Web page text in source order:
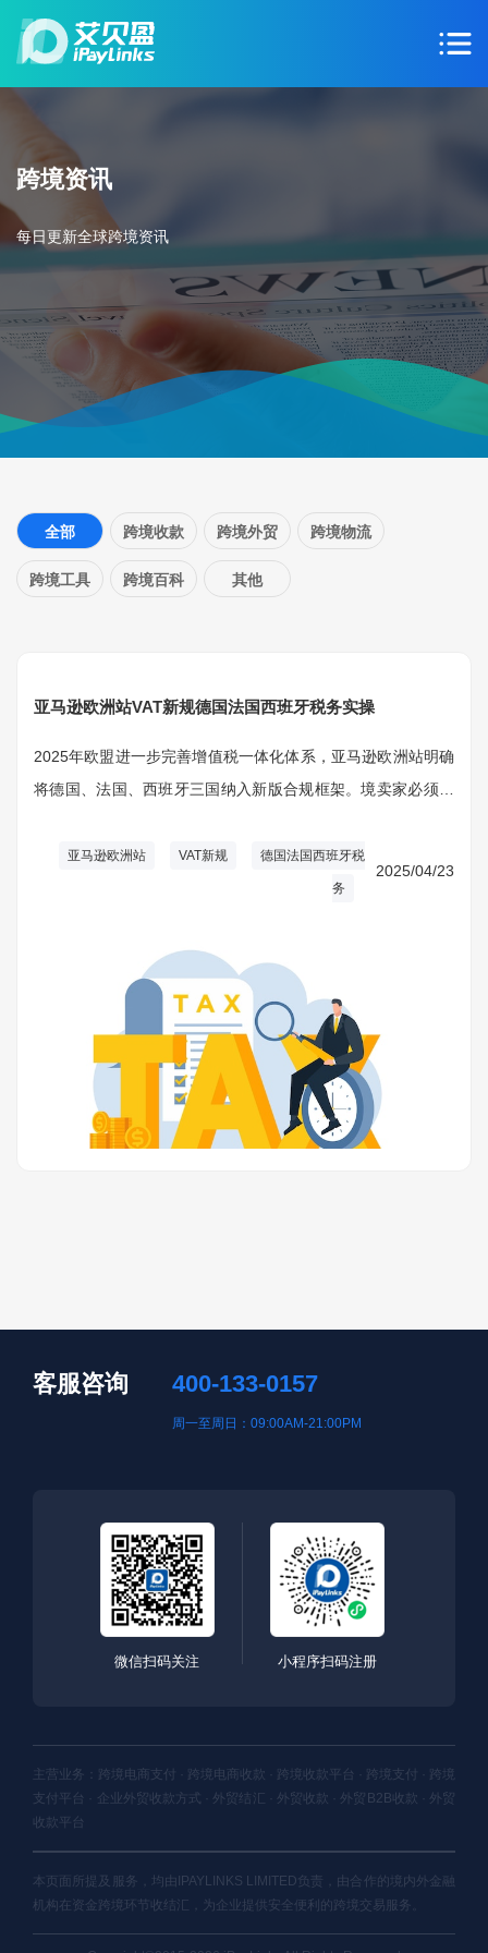
跨境资讯
每日更新全球跨境资讯
全部 跨境收款 跨境外贸 跨境物流
跨境工具 跨境百科 其他
亚马逊欧洲站VAT新规德国法国西班牙税务实操
2025年欧盟进一步完善增值税一体化体系，亚马逊欧洲站明确
将德国、法国、西班牙三国纳入新版合规框架。境卖家必须依
申报要求。规强调线上集中申报机制，简化多国运营成本，加
亚马逊欧洲站 VAT新规 德国法国西班牙税
务
2025/04/23
客服咨询 400-133-0157
周一至周日：09:00AM-21:00PM
微信扫码关注 小程序扫码注册
主营业务：跨境电商支付 · 跨境电商收款 · 跨境收款平台 · 跨境支付 · 跨境
支付平台 · 企业外贸收款方式 · 外贸结汇 · 外贸收款 · 外贸B2B收款 · 外贸
收款平台
本页面所提及服务，均由IPAYLINKS LIMITED负责，由合作的境内外金融
机构在资金跨境环节收结汇，为企业提供安全便利的跨境交易服务。